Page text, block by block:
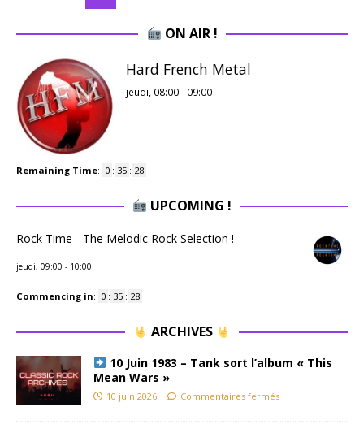
ON AIR !
Hard French Metal
jeudi, 08:00- 09:00
Remaining Time: 0 : 35 : 28
UPCOMING !
Rock Time - The Melodic Rock Selection !
jeudi, 09:00 - 10:00
Commencing in: 0 : 35 : 28
ARCHIVES
10 Juin 1983 – Tank sort l’album « This
Mean Wars »
10 juin 2026 Commentaires fermés